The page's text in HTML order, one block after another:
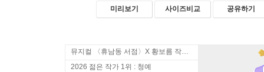
미리보기 사이즈비교 공유하기
뮤지컬 〈휴남동 서점〉X 황보름 작가 북토크
2026 젊은 작가 1위 : 청예